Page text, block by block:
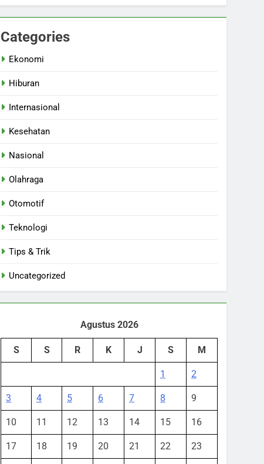
Categories
Ekonomi
Hiburan
Internasional
Kesehatan
Nasional
Olahraga
Otomotif
Teknologi
Tips & Trik
Uncategorized
Agustus 2026
S S R K J S M
1 2
3 4 5 6 7 8 9
10 11 12 13 14 15 16
17 18 19 20 21 22 23